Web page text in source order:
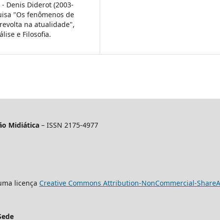
Denis Diderot (2003-
"Os fenômenos de
na atualidade",
e Filosofia.
Midiática – ISSN 2175-4977
licença Creative Commons Attribution-NonCommercial-